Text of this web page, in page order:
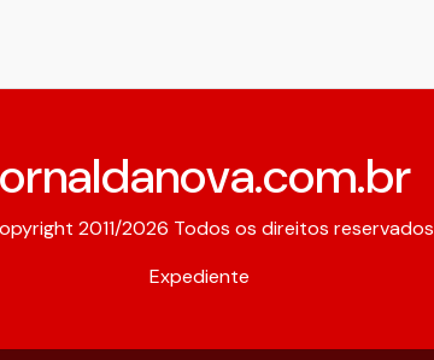
2011/2026 Todos os direitos reservados
Expediente